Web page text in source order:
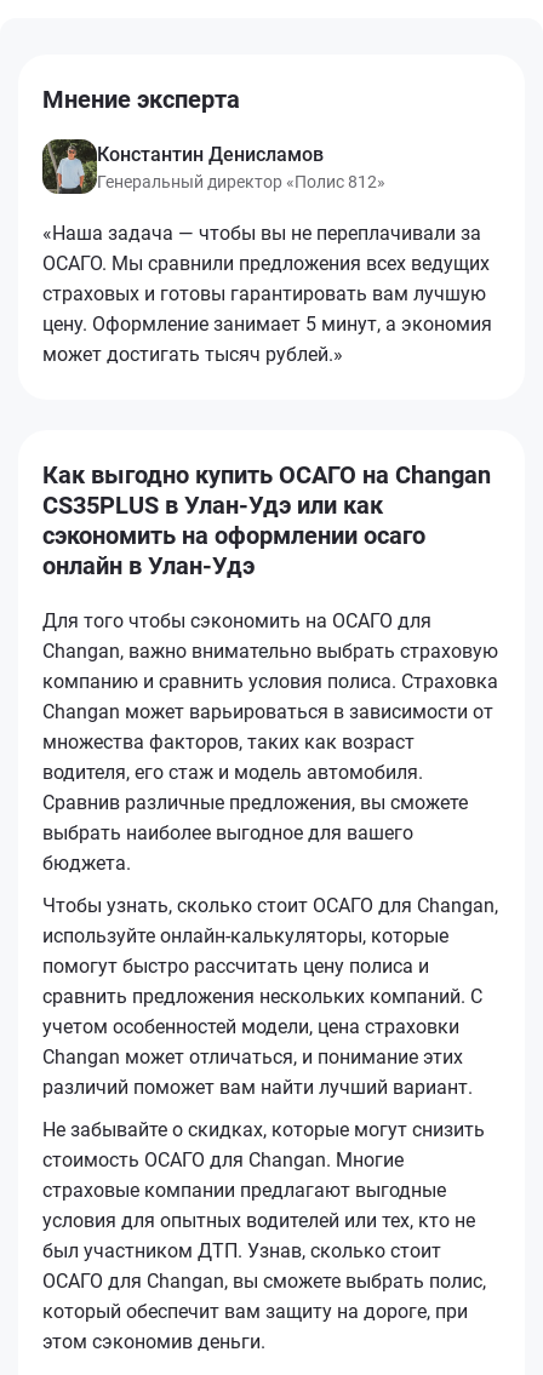
Мнение эксперта
Константин Денисламов
Генеральный директор «Полис 812»
«Наша задача — чтобы вы не переплачивали за
ОСАГО. Мы сравнили предложения всех ведущих
страховых и готовы гарантировать вам лучшую
цену. Оформление занимает 5 минут, а экономия
может достигать тысяч рублей.»
Как выгодно купить ОСАГО на Changan
CS35PLUS в Улан-Удэ или как
сэкономить на оформлении осаго
онлайн в Улан-Удэ
Для того чтобы сэкономить на ОСАГО для
Changan, важно внимательно выбрать страховую
компанию и сравнить условия полиса. Страховка
Changan может варьироваться в зависимости от
множества факторов, таких как возраст
водителя, его стаж и модель автомобиля.
Сравнив различные предложения, вы сможете
выбрать наиболее выгодное для вашего
бюджета.
Чтобы узнать, сколько стоит ОСАГО для Changan,
используйте онлайн-калькуляторы, которые
помогут быстро рассчитать цену полиса и
сравнить предложения нескольких компаний. С
учетом особенностей модели, цена страховки
Changan может отличаться, и понимание этих
различий поможет вам найти лучший вариант.
Не забывайте о скидках, которые могут снизить
стоимость ОСАГО для Changan. Многие
страховые компании предлагают выгодные
условия для опытных водителей или тех, кто не
был участником ДТП. Узнав, сколько стоит
ОСАГО для Changan, вы сможете выбрать полис,
который обеспечит вам защиту на дороге, при
этом сэкономив деньги.